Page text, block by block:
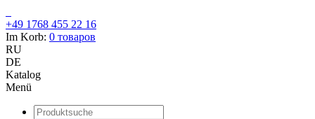
+49 1768 455 22 16
Im Korb: 0 товаров
RU
DE
Katalog
Menü